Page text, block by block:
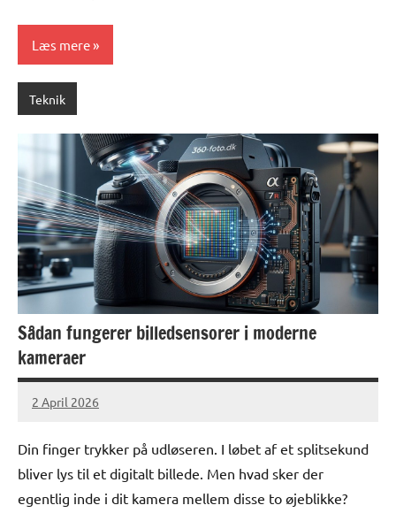
Læs mere
Teknik
Sådan fungerer billedsensorer i moderne
kameraer
2 April 2026
lucas
No
Din finger trykker på udløseren. I løbet af et splitsekund
bliver lys til et digitalt billede. Men hvad sker der
egentlig inde i dit kamera mellem disse to øjeblikke?